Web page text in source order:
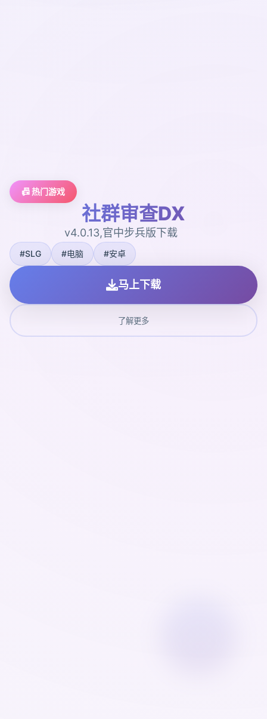
📠 热门游戏
社群审查DX
v4.0.13,官中步兵版下载
#SLG #电脑 #安卓
马上下载
了解更多